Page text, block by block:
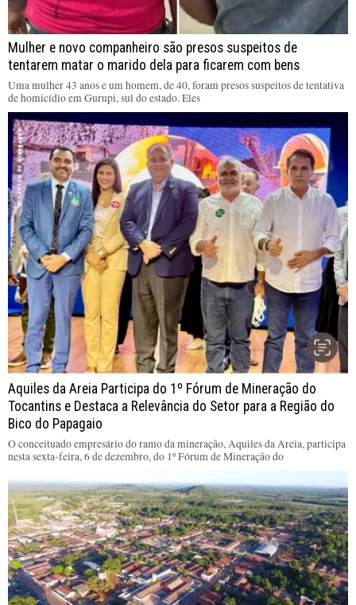
Mulher e novo companheiro são presos suspeitos de
tentarem matar o marido dela para ficarem com bens
Uma mulher 43 anos e um homem, de 40, foram presos suspeitos de tentativa
de homicídio em Gurupi, sul do estado. Eles
Aquiles da Areia Participa do 1º Fórum de Mineração do
Tocantins e Destaca a Relevância do Setor para a Região do
Bico do Papagaio
O conceituado empresário do ramo da mineração, Aquiles da Areia, participa
nesta sexta-feira, 6 de dezembro, do 1º Fórum de Mineração do